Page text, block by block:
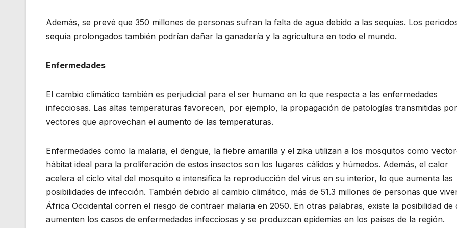
Además, se prevé que 350 millones de personas sufran la falta de agua debido a las sequías. Los
sequía prolongados también podrían dañar la ganadería y la agricultura en todo el mundo.
Enfermedades
El cambio climático también es perjudicial para el ser humano en lo que respecta a las enfermedades
infecciosas. Las altas temperaturas favorecen, por ejemplo, la propagación de patologías transmitidas por
vectores que aprovechan el aumento de las temperaturas.
Enfermedades como la malaria, el dengue, la fiebre amarilla y el zika utilizan a los mosquitos como
hábitat ideal para la proliferación de estos insectos son los lugares cálidos y húmedos. Además, el calor
acelera el ciclo vital del mosquito e intensifica la reproducción del virus en su interior, lo que aumenta las
posibilidades de infección. También debido al cambio climático, más de 51.3 millones de personas que
África Occidental corren el riesgo de contraer malaria en 2050. En otras palabras, existe la posibilidad de
aumenten los casos de enfermedades infecciosas y se produzcan epidemias en los países de la región.